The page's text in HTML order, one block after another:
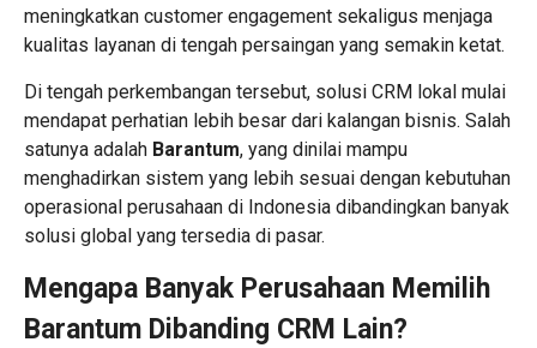
meningkatkan customer engagement sekaligus menjaga
kualitas layanan di tengah persaingan yang semakin ketat.
Di tengah perkembangan tersebut, solusi CRM lokal mulai
mendapat perhatian lebih besar dari kalangan bisnis. Salah
satunya adalah Barantum, yang dinilai mampu
menghadirkan sistem yang lebih sesuai dengan kebutuhan
operasional perusahaan di Indonesia dibandingkan banyak
solusi global yang tersedia di pasar.
Mengapa Banyak Perusahaan Memilih
Barantum Dibanding CRM Lain?